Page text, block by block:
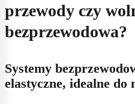
przewody czy
bezprzewodowa?
Systemy
elastyczne, idealne do